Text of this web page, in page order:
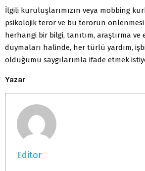
İlgili kuruluşlarımızın veya mobbing
psikolojik terör ve bu terörün
herhangi bir bilgi, tanıtım, araştırma ve
duymaları halinde, her türlü yardım,
olduğumu saygılarımla ifade etmek
Yazar
Editor